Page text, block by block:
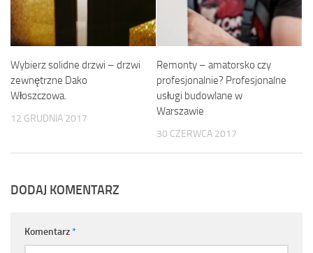
Wybierz solidne drzwi – drzwi
zewnętrzne Dako
Włoszczowa.
12 GRUDNIA 2017
Remonty – amatorsko czy
profesjonalnie? Profesjonalne
usługi budowlane w
Warszawie
30 CZERWCA 2017
DODAJ KOMENTARZ
Komentarz*